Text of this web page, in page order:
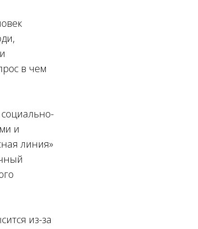
в чем
и
линия»
из-за